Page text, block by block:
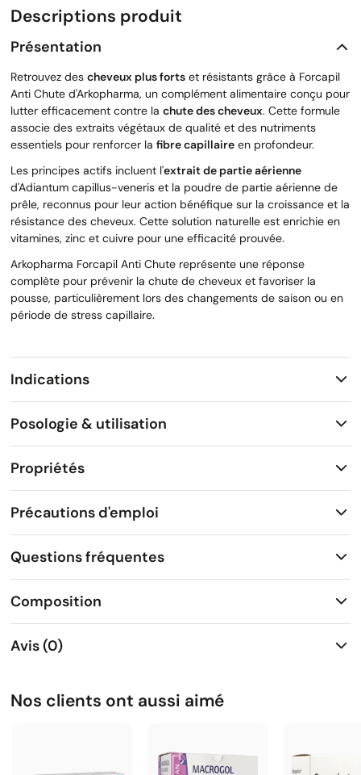
Descriptions produit
Présentation
Retrouvez des cheveux plus forts et résistants grâce à Forcapil
Anti Chute d'Arkopharma, un complément alimentaire conçu pour
lutter efficacement contre la chute des cheveux. Cette formule
associe des extraits végétaux de qualité et des nutriments
essentiels pour renforcer la fibre capillaire en profondeur.
Les principes actifs incluent l'extrait de partie aérienne
d'Adiantum capillus-veneris et la poudre de partie aérienne de
prêle, reconnus pour leur action bénéfique sur la croissance et la
résistance des cheveux. Cette solution naturelle est enrichie en
vitamines, zinc et cuivre pour une efficacité prouvée.
Arkopharma Forcapil Anti Chute représente une réponse
complète pour prévenir la chute de cheveux et favoriser la
pousse, particulièrement lors des changements de saison ou en
période de stress capillaire.
Indications
Posologie & utilisation
Propriétés
Précautions d'emploi
Questions fréquentes
Composition
Avis (0)
Nos clients ont aussi aimé